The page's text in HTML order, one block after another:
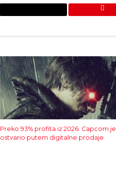
Preko 93% profita iz 2026. Capcom je
ostvario putem digitalne prodaje